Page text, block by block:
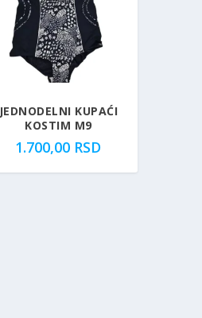
JEDNODELNI KUPAĆI
KOSTIM M9
1.700,00 RSD